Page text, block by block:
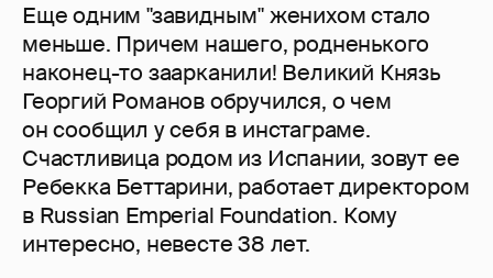
Еще одним "завидным" женихом стало
меньше. Причем нашего, родненького
наконец-то заарканили! Великий Князь
Георгий Романов обручился, о чем
он сообщил у себя в инстаграме.
Счастливица родом из Испании, зовут ее
Ребекка Беттарини, работает директором
в Russian Emperial Foundation. Кому
интересно, невесте 38 лет.